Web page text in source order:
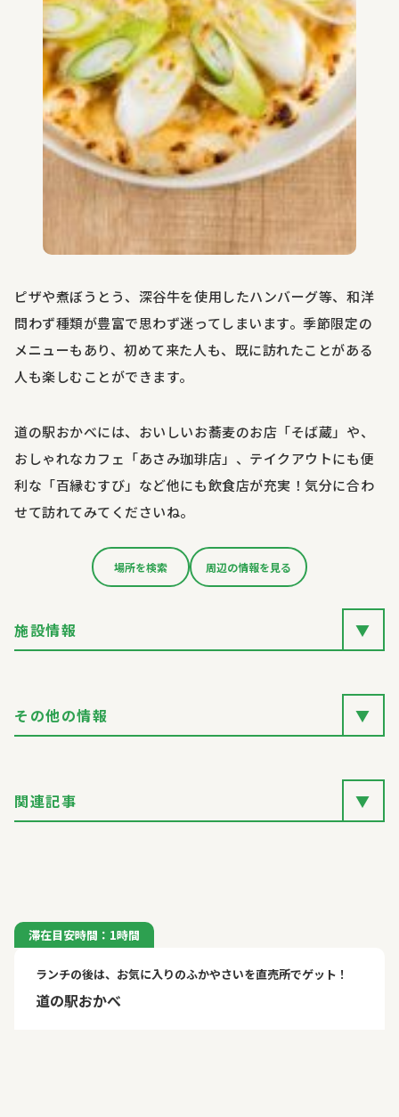
ピザや煮ぼうとう、深谷牛を使用したハンバーグ等、和洋
問わず種類が豊富で思わず迷ってしまいます。季節限定の
メニューもあり、初めて来た人も、既に訪れたことがある
人も楽しむことができます。
道の駅おかべには、おいしいお蕎麦のお店「そば蔵」や、
おしゃれなカフェ「あさみ珈琲店」、テイクアウトにも便
利な「百縁むすび」など他にも飲食店が充実！気分に合わ
せて訪れてみてくださいね。
場所を検索 周辺の情報を見る
施設情報 ▼
その他の情報 ▼
関連記事 ▼
滞在目安時間：1時間
ランチの後は、お気に入りのふかやさいを直売所でゲット！
道の駅おかべ